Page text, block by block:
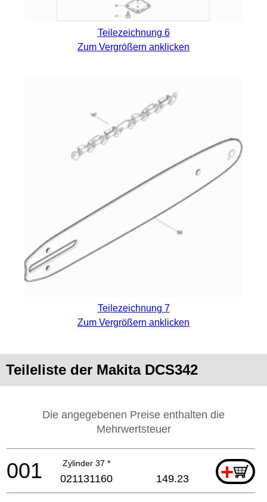
Teilezeichnung 6
Zum Vergrößern anklicken
Teilezeichnung 7
Zum Vergrößern anklicken
Teileliste der Makita DCS342
Die angegebenen Preise enthalten die
Mehrwertsteuer
Zylinder 37 * +
001 021131160 149.23